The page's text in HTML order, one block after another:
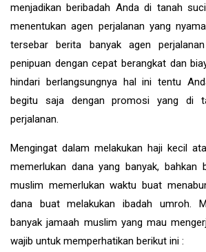
menjadikan beribadah Anda di tanah
menentukan agen perjalanan yang
tersebar berita banyak agen
penipuan dengan cepat berangkat dan
hindari berlangsungnya hal ini tentu
begitu saja dengan promosi yang di
perjalanan.
Mengingat dalam melakukan haji kecil
memerlukan dana yang banyak, bahkan
muslim memerlukan waktu buat
dana buat melakukan ibadah umroh.
banyak jamaah muslim yang mau
wajib untuk memperhatikan berikut ini :